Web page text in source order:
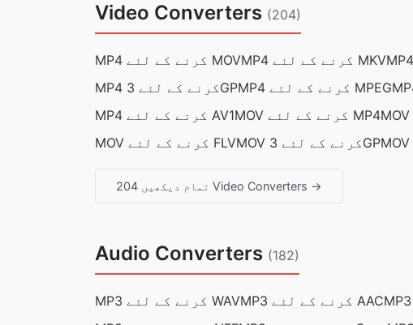
Video Converters (204)
MP4 کرنے کے لئے MOV MP4 کرنے کے لئے MKV
MP4 کرنے کے لئے 3GP
MP4 کرنے کے لئے MPEG
MP4 کرنے کے لئے AV1
MOV کرنے کے لئے MP4
MOV کرنے کے لئے FLV
MOV کرنے کے لئے 3GP
تمام دیکھیں 204 Video Converters →
Audio Converters (182)
MP3 کرنے کے لئے WAV MP3 کرنے کے لئے AAC